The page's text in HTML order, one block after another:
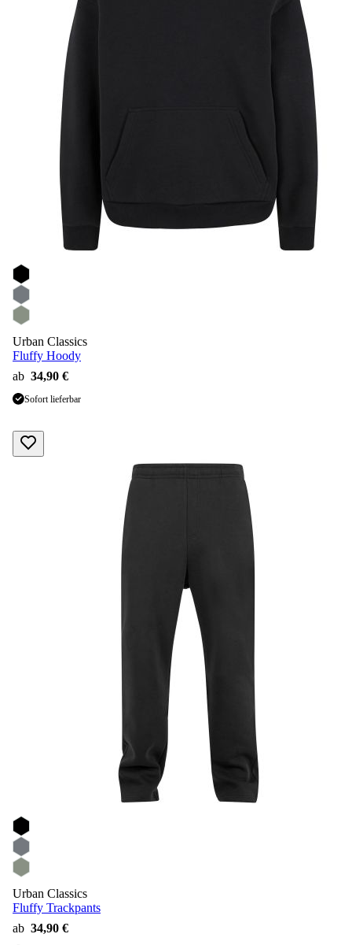
Urban Classics
Fluffy Hoody
ab 34,90 €
Sofort lieferbar
Urban Classics
Fluffy Trackpants
ab 34,90 €